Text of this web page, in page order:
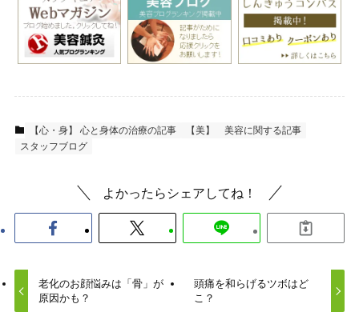
【心・身】 心と身体の治療の記事
【美】 美容に関する記事
スタッフブログ
よかったらシェアしてね！
老化のお顔悩みは「骨」が
原因かも？
頭痛を和らげるツボはど
こ？